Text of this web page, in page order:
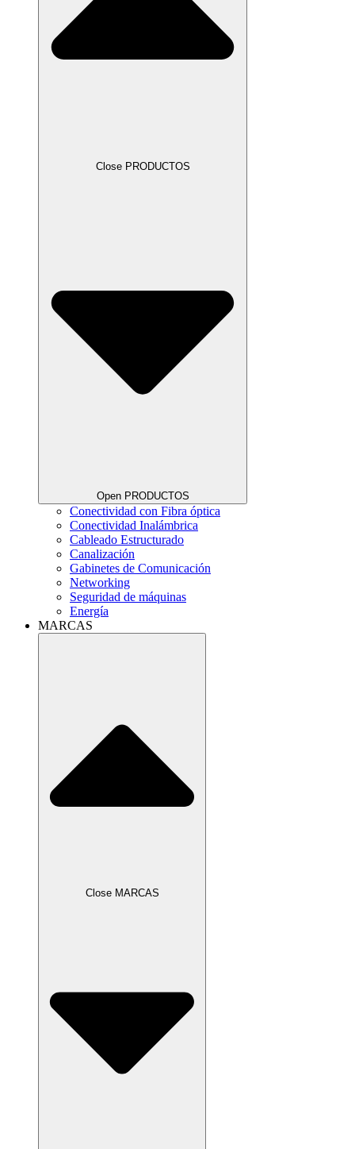
Close PRODUCTOS
Open PRODUCTOS
Conectividad con Fibra óptica
Conectividad Inalámbrica
Cableado Estructurado
Canalización
Gabinetes de Comunicación
Networking
Seguridad de máquinas
Energía
MARCAS
Close MARCAS